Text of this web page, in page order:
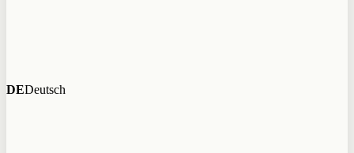
DEDeutsch